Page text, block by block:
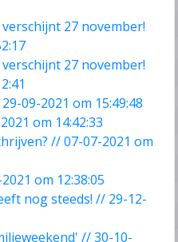
27 november!
27 november!
09-2021 om 15:49:48
om 14:42:33
// 07-07-2021 om
om 12:38:05
nog steeds! // 29-12-
// 30-10-